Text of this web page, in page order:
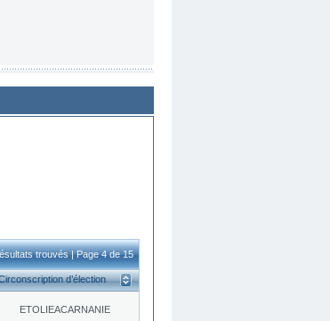
trouvés | Page 4 de 15
d’élection
EΤOLIEACARNANIE